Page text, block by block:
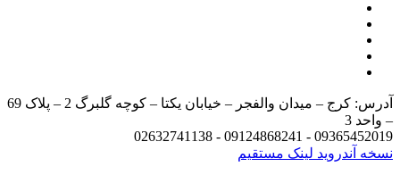
آدرس: کرج – میدان والفجر – خیابان یکتا – کوچه گلبرگ 2 – پلاک 69
3
09365452019 - 09124868241 -
آندرویدلینک مستقیم